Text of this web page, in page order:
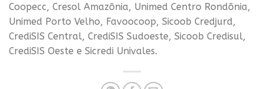
Coopecc, Cresol Amazônia, Unimed Centro Rondônia,
Unimed Porto Velho, Favoocoop, Sicoob Credjurd,
CrediSIS Central, CrediSIS Sudoeste, Sicoob Credisul,
CrediSIS Oeste e Sicredi Univales.